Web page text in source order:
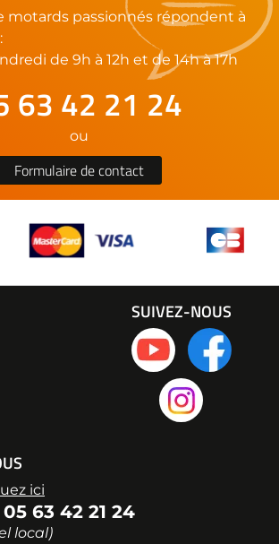
motards passionnés répondent à
de 9h à 12h et de 14h à 17h
63 42 21 24
ou
Formulaire de contact
ici
05 63 42 21 24
local)
SUIVEZ-NOUS